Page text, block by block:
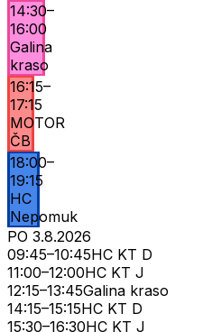
14:30–
16:00
Galina
kraso
16:15–
17:15
MOTOR
ČB
18:00–
19:15
HC
Nepomuk
PO 3.8.2026
09:45–10:45HC KT D
11:00–12:00HC KT J
12:15–13:45Galina kraso
14:15–15:15HC KT D
15:30–16:30HC KT J